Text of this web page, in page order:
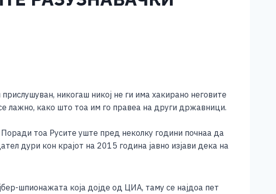
никогаш никој не ги има хакирано неговите
лажно, како што тоа им го правеа на други државници.
тоа Русите уште пред неколку години почнаа да
дури кон крајот на 2015 година јавно изјави дека на
шпионажата која дојде од ЦИА, таму се најдоа пет